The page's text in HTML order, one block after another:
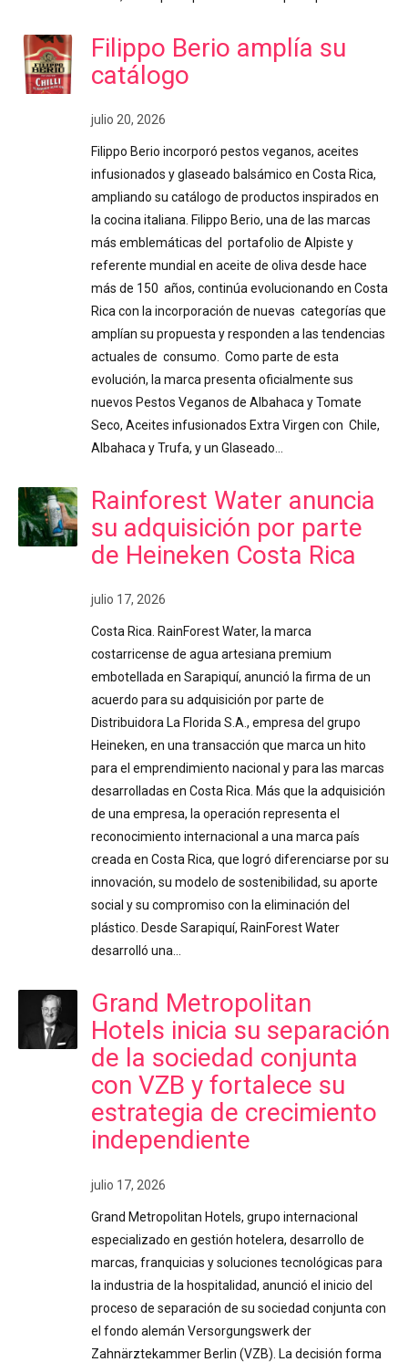
Filippo Berio amplía su
catálogo
julio 20, 2026
Filippo Berio incorporó pestos veganos, aceites
infusionados y glaseado balsámico en Costa Rica,
ampliando su catálogo de productos inspirados en
la cocina italiana. Filippo Berio, una de las marcas
más emblemáticas del portafolio de Alpiste y
referente mundial en aceite de oliva desde hace
más de 150 años, continúa evolucionando en Costa
Rica con la incorporación de nuevas categorías que
amplían su propuesta y responden a las tendencias
actuales de consumo. Como parte de esta
evolución, la marca presenta oficialmente sus
nuevos Pestos Veganos de Albahaca y Tomate
Seco, Aceites infusionados Extra Virgen con Chile,
Albahaca y Trufa, y un Glaseado…
Rainforest Water anuncia
su adquisición por parte
de Heineken Costa Rica
julio 17, 2026
Costa Rica. RainForest Water, la marca
costarricense de agua artesiana premium
embotellada en Sarapiquí, anunció la firma de un
acuerdo para su adquisición por parte de
Distribuidora La Florida S.A., empresa del grupo
Heineken, en una transacción que marca un hito
para el emprendimiento nacional y para las marcas
desarrolladas en Costa Rica. Más que la adquisición
de una empresa, la operación representa el
reconocimiento internacional a una marca país
creada en Costa Rica, que logró diferenciarse por su
innovación, su modelo de sostenibilidad, su aporte
social y su compromiso con la eliminación del
plástico. Desde Sarapiquí, RainForest Water
desarrolló una…
Grand Metropolitan
Hotels inicia su separación
de la sociedad conjunta
con VZB y fortalece su
estrategia de crecimiento
independiente
julio 17, 2026
Grand Metropolitan Hotels, grupo internacional
especializado en gestión hotelera, desarrollo de
marcas, franquicias y soluciones tecnológicas para
la industria de la hospitalidad, anunció el inicio del
proceso de separación de su sociedad conjunta con
el fondo alemán Versorgungswerk der
Zahnärztekammer Berlin (VZB). La decisión forma